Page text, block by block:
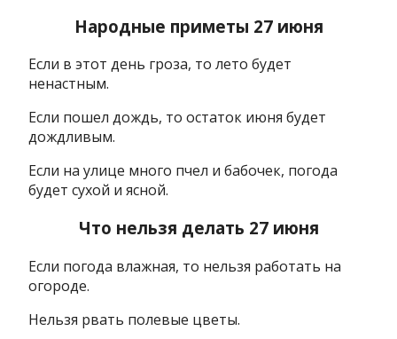
Народные приметы 27 июня
Если в этот день гроза, то лето будет
ненастным.
Если пошел дождь, то остаток июня будет
дождливым.
Если на улице много пчел и бабочек, погода
будет сухой и ясной.
Что нельзя делать 27 июня
Если погода влажная, то нельзя работать на
огороде.
Нельзя рвать полевые цветы.